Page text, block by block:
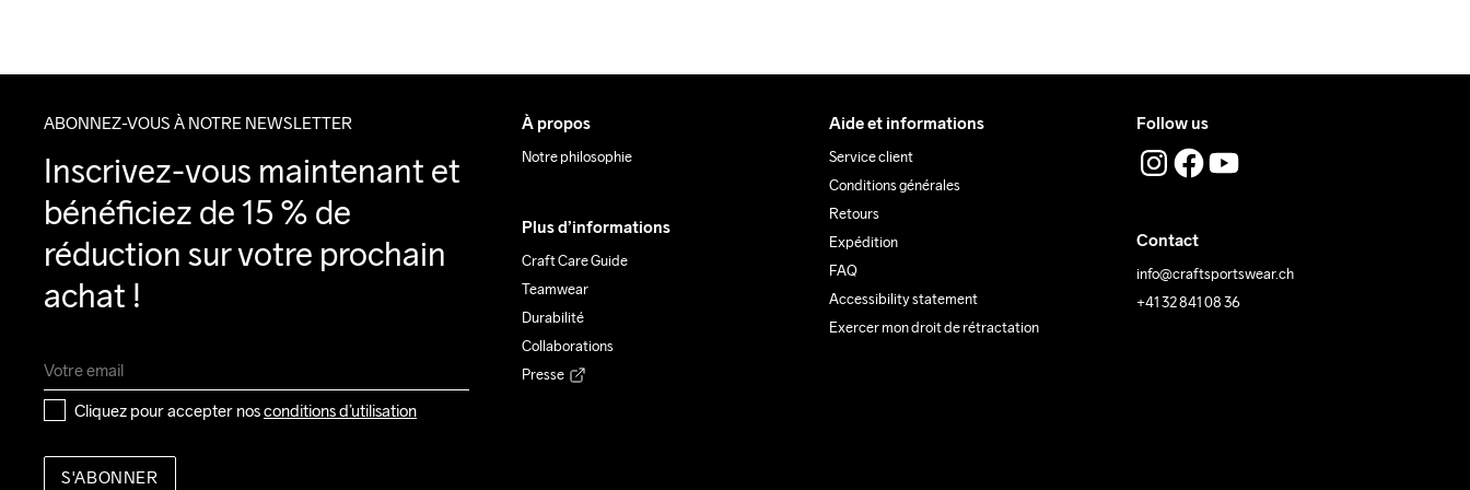
ABONNEZ-VOUS À NOTRE NEWSLETTER
Inscrivez-vous maintenant et
bénéficiez de 15 % de
réduction sur votre prochain
achat !
Cliquez pour accepter nos conditions d’utilisation
S'ABONNER
À propos
Notre philosophie
Plus d’informations
Craft Care Guide
Teamwear
Durabilité
Collaborations
Presse
Aide et informations
Service client
Conditions générales
Retours
Expédition
FAQ
Accessibility statement
Exercer mon droit de rétractation
Follow us
Contact
info@craftsportswear.ch
+41 32 841 08 36